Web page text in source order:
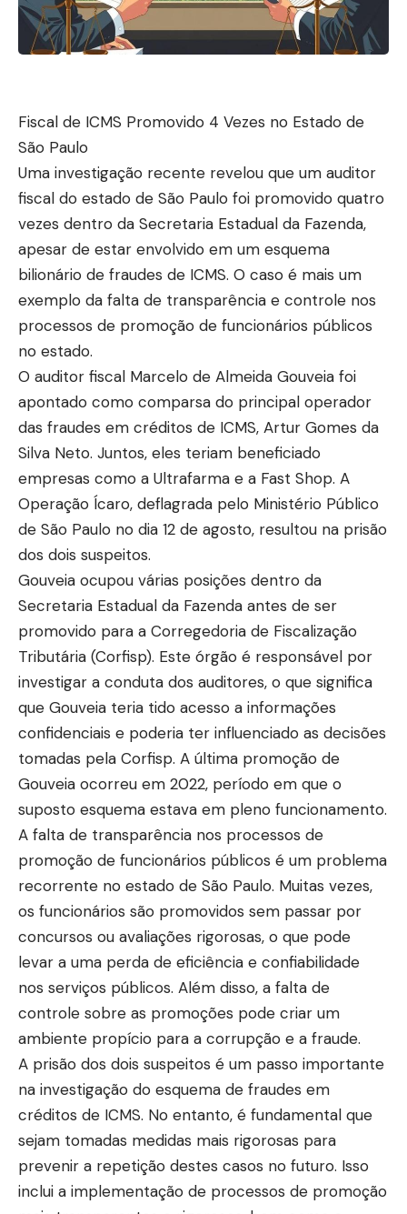
Fiscal de ICMS Promovido 4 Vezes no Estado de
São Paulo
Uma investigação recente revelou que um auditor
fiscal do estado de São Paulo foi promovido quatro
vezes dentro da Secretaria Estadual da Fazenda,
apesar de estar envolvido em um esquema
bilionário de fraudes de ICMS. O caso é mais um
exemplo da falta de transparência e controle nos
processos de promoção de funcionários públicos
no estado.
O auditor fiscal Marcelo de Almeida Gouveia foi
apontado como comparsa do principal operador
das fraudes em créditos de ICMS, Artur Gomes da
Silva Neto. Juntos, eles teriam beneficiado
empresas como a Ultrafarma e a Fast Shop. A
Operação Ícaro, deflagrada pelo Ministério Público
de São Paulo no dia 12 de agosto, resultou na prisão
dos dois suspeitos.
Gouveia ocupou várias posições dentro da
Secretaria Estadual da Fazenda antes de ser
promovido para a Corregedoria de Fiscalização
Tributária (Corfisp). Este órgão é responsável por
investigar a conduta dos auditores, o que significa
que Gouveia teria tido acesso a informações
confidenciais e poderia ter influenciado as decisões
tomadas pela Corfisp. A última promoção de
Gouveia ocorreu em 2022, período em que o
suposto esquema estava em pleno funcionamento.
A falta de transparência nos processos de
promoção de funcionários públicos é um problema
recorrente no estado de São Paulo. Muitas vezes,
os funcionários são promovidos sem passar por
concursos ou avaliações rigorosas, o que pode
levar a uma perda de eficiência e confiabilidade
nos serviços públicos. Além disso, a falta de
controle sobre as promoções pode criar um
ambiente propício para a corrupção e a fraude.
A prisão dos dois suspeitos é um passo importante
na investigação do esquema de fraudes em
créditos de ICMS. No entanto, é fundamental que
sejam tomadas medidas mais rigorosas para
prevenir a repetição destes casos no futuro. Isso
inclui a implementação de processos de promoção